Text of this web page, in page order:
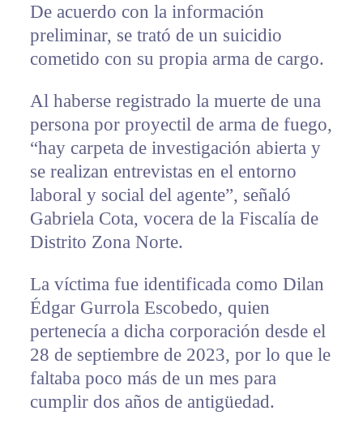
De acuerdo con la información
preliminar, se trató de un suicidio
cometido con su propia arma de cargo.
Al haberse registrado la muerte de una
persona por proyectil de arma de fuego,
“hay carpeta de investigación abierta y
se realizan entrevistas en el entorno
laboral y social del agente”, señaló
Gabriela Cota, vocera de la Fiscalía de
Distrito Zona Norte.
La víctima fue identificada como Dilan
Édgar Gurrola Escobedo, quien
pertenecía a dicha corporación desde el
28 de septiembre de 2023, por lo que le
faltaba poco más de un mes para
cumplir dos años de antigüedad.